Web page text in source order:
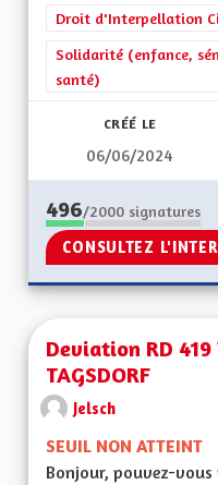
Droit d'Interpellation
Solidarité (enfance,
santé)
CRÉÉ LE
06/06/2024
496/2000 signatures
CONSULTEZ
Deviation RD 419
TAGSDORF
Jelsch
SEUIL NON ATTEINT
Bonjour, pouvez-vous